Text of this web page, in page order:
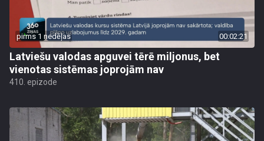
pirms 1 nedēļas 00:02:21
Latviešu valodas apguvei tērē miljonus, bet
vienotas sistēmas joprojām nav
410. epizode